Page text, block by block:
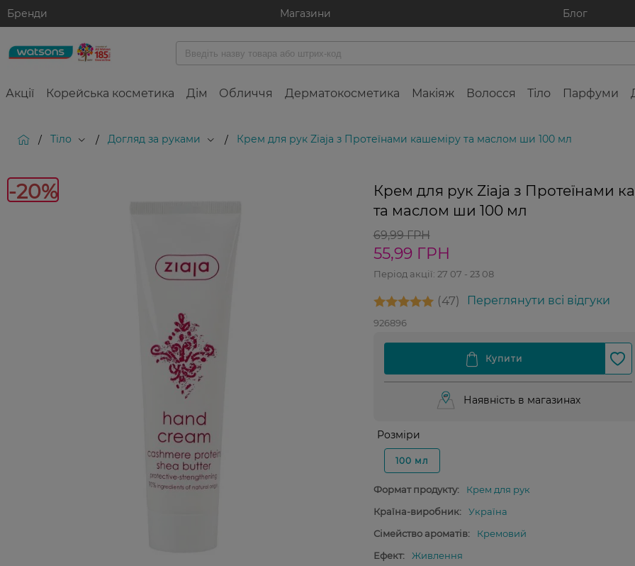
Бренди Магазини Блог
Акції Корейська косметика Дім Обличчя Дерматокосметика Макіяж Волосся Тіло Парфуми
/ Тіло / Догляд за руками / Крем для рук Ziaja з Протеїнами кашеміру та маслом ши 100 мл
-20%
Крем для рук Ziaja з Протеїнами
та маслом ши 100 мл
69,99 ГРН
55,99 ГРН
Період акції: 27 07 - 23 08
47 Переглянути всі відгуки
926896
Наявність в магазинах
Розміри
100 мл
Формат продукту:
Крем для рук
Країна-виробник:
Україна
Сімейство ароматів:
Кремовий
Ефект:
Живлення